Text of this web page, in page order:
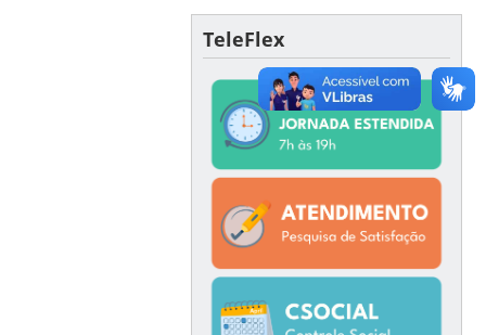
TeleFlex